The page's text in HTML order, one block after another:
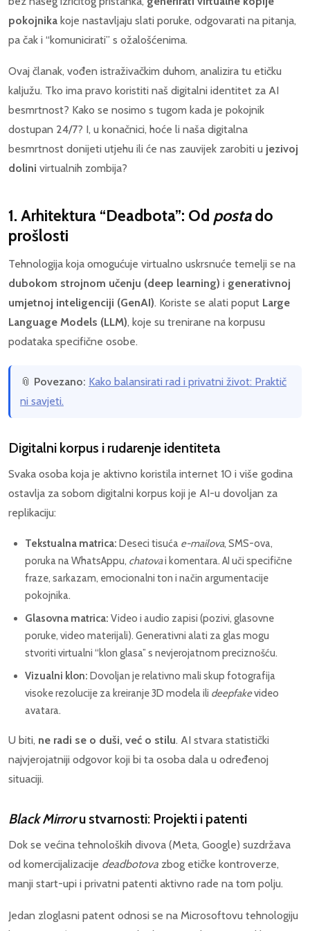
pokojnika koje nastavljaju slati poruke, odgovarati na pitanja,
pa čak i “komunicirati” s ožalošćenima.
Ovaj članak, vođen istraživačkim duhom, analizira tu etičku
kaljužu. Tko ima pravo koristiti naš digitalni identitet za AI
besmrtnost? Kako se nosimo s tugom kada je pokojnik
dostupan 24/7? I, u konačnici, hoće li naša digitalna
besmrtnost donijeti utjehu ili će nas zauvijek zarobiti u jezivoj
dolini virtualnih zombija?
1. Arhitektura “Deadbota”: Od postado
prošlosti
Tehnologija koja omogućuje virtualno uskrsnuće temelji se na
dubokom strojnom učenju (deep learning) i generativnoj
umjetnoj inteligenciji (GenAI). Koriste se alati poput Large
Language Models (LLM), koje su trenirane na korpusu
podataka specifične osobe.
📎 Povezano: Kako balansirati rad i privatni život: Praktič
ni savjeti.
Digitalni korpus i rudarenje identiteta
Svaka osoba koja je aktivno koristila internet 10 i više godina
ostavlja za sobom digitalni korpus koji je AI-u dovoljan za
replikaciju:
Tekstualna matrica: Deseci tisuća e-mailova, SMS-ova,
poruka na WhatsAppu, chatovai komentara. AI uči specifične
fraze, sarkazam, emocionalni ton i način argumentacije
pokojnika.
Glasovna matrica: Video i audio zapisi (pozivi, glasovne
poruke, video materijali). Generativni alati za glas mogu
stvoriti virtualni “klon glasa” s nevjerojatnom preciznošću.
Vizualni klon: Dovoljan je relativno mali skup fotografija
visoke rezolucije za kreiranje 3D modela ili deepfakevideo
avatara.
U biti, ne radi se o duši, već o stilu. AI stvara statistički
najvjerojatniji odgovor koji bi ta osoba dala u određenoj
situaciji.
Black Mirroru stvarnosti: Projekti i patenti
Dok se većina tehnoloških divova (Meta, Google) suzdržava
od komercijalizacije deadbotova zbog etičke kontroverze,
manji start-upi i privatni patenti aktivno rade na tom polju.
Jedan zloglasni patent odnosi se na Microsoftovu tehnologiju